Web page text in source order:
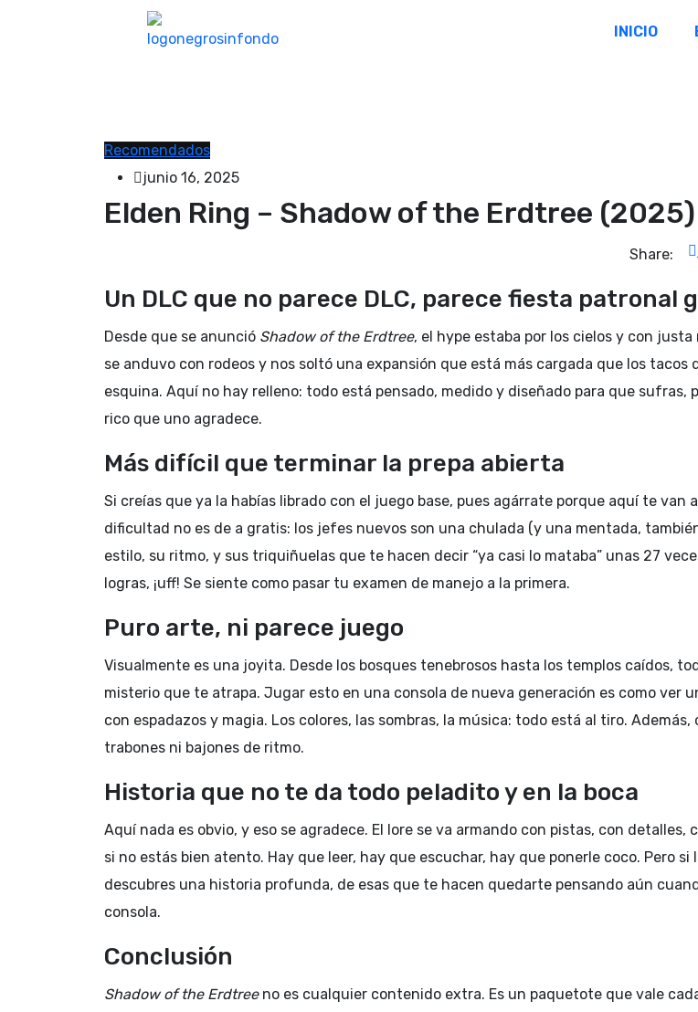
INICIO
Recomendados
junio 16, 2025
Elden Ring – Shadow of the Erdtree (2025)
Share:
Un DLC que no parece DLC, parece fiesta patronal
Desde que se anunció Shadow of the Erdtree, el hype estaba por los cielos y con
se anduvo con rodeos y nos soltó una expansión que está más cargada que los tacos
esquina. Aquí no hay relleno: todo está pensado, medido y diseñado para que sufras,
rico que uno agradece.
Más difícil que terminar la prepa abierta
Si creías que ya la habías librado con el juego base, pues agárrate porque aquí te van
dificultad no es de a gratis: los jefes nuevos son una chulada (y una mentada,
estilo, su ritmo, y sus triquiñuelas que te hacen decir “ya casi lo mataba” unas 27
logras, ¡uff! Se siente como pasar tu examen de manejo a la primera.
Puro arte, ni parece juego
Visualmente es una joyita. Desde los bosques tenebrosos hasta los templos caídos,
misterio que te atrapa. Jugar esto en una consola de nueva generación es como ver
con espadazos y magia. Los colores, las sombras, la música: todo está al tiro.
trabones ni bajones de ritmo.
Historia que no te da todo peladito y en la boca
Aquí nada es obvio, y eso se agradece. El lore se va armando con pistas, con detalles,
si no estás bien atento. Hay que leer, hay que escuchar, hay que ponerle coco. Pero si
descubres una historia profunda, de esas que te hacen quedarte pensando aún
consola.
Conclusión
Shadow of the Erdtreeno es cualquier contenido extra. Es un paquetote que vale